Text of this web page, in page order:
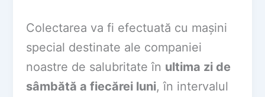
Colectarea va fi efectuată cu mașini
special destinate ale companiei
noastre de salubritate în ultima zi de
sâmbătă a fiecărei luni, în intervalul